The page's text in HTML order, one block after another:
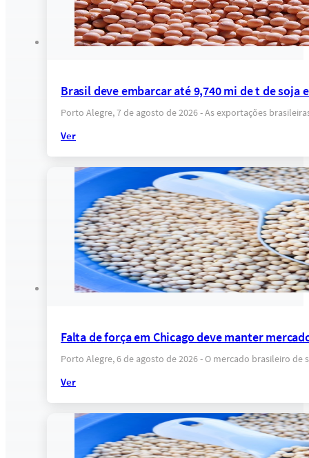
Brasil deve embarcar até 9,740 mi de t de soja
Porto Alegre, 7 de agosto de 2026 - As exportações
Ver
Falta de força em Chicago deve manter
Porto Alegre, 6 de agosto de 2026 - O mercado brasileiro
Ver